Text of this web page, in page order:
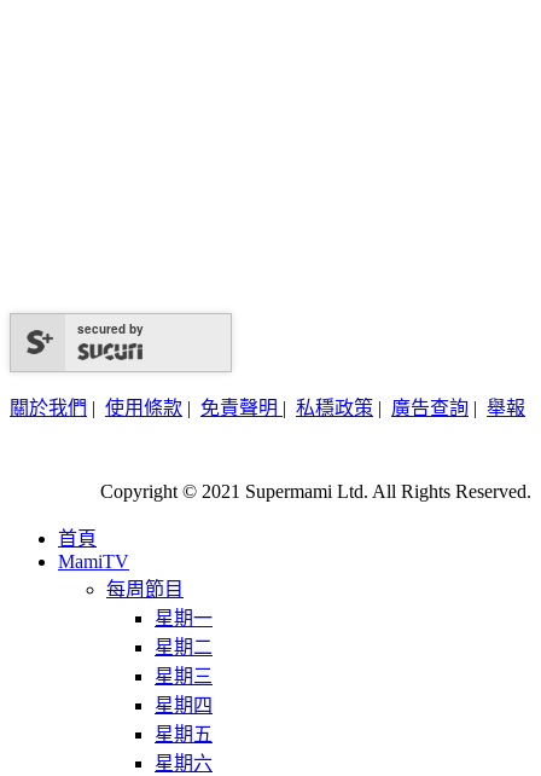
secured by
關於我們 | 使用條款 | 免責聲明 | 私穩政策 | 廣告查詢 | 舉報
Copyright © 2021 Supermami Ltd. All Rights Reserved.
首頁
MamiTV
每周節目
星期一
星期二
星期三
星期四
星期五
星期六